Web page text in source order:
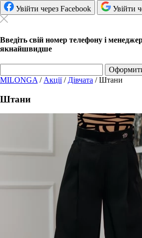
Увійти через Facebook Увійти
Введіть свій номер телефону і
якнайшвидше
MILONGA / Акції/ Дівчата /Штани
Штани